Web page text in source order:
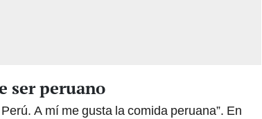
ser peruano
A mí me gusta la comida peruana”. En